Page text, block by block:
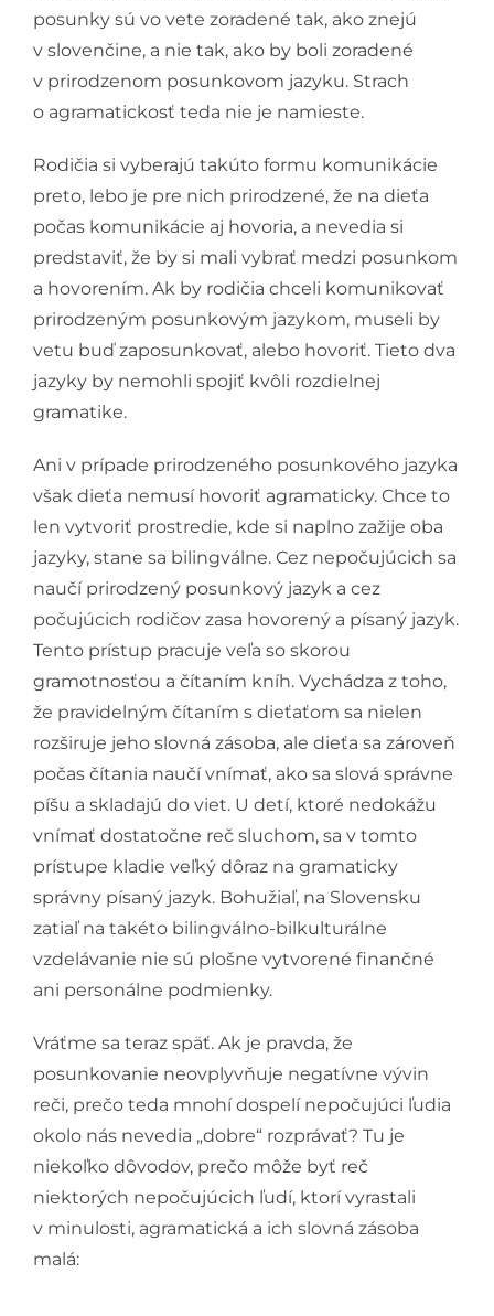
posunky sú vo vete zoradené tak, ako znejú
v slovenčine, a nie tak, ako by boli zoradené
v prirodzenom posunkovom jazyku. Strach
o agramatickosť teda nie je namieste.
Rodičia si vyberajú takúto formu komunikácie
preto, lebo je pre nich prirodzené, že na dieťa
počas komunikácie aj hovoria, a nevedia si
predstaviť, že by si mali vybrať medzi posunkom
a hovorením. Ak by rodičia chceli komunikovať
prirodzeným posunkovým jazykom, museli by
vetu buď zaposunkovať, alebo hovoriť. Tieto dva
jazyky by nemohli spojiť kvôli rozdielnej
gramatike.
Ani v prípade prirodzeného posunkového jazyka
však dieťa nemusí hovoriť agramaticky. Chce to
len vytvoriť prostredie, kde si naplno zažije oba
jazyky, stane sa bilingválne. Cez nepočujúcich sa
naučí prirodzený posunkový jazyk a cez
počujúcich rodičov zasa hovorený a písaný jazyk.
Tento prístup pracuje veľa so skorou
gramotnosťou a čítaním kníh. Vychádza z toho,
že pravidelným čítaním s dieťaťom sa nielen
rozširuje jeho slovná zásoba, ale dieťa sa zároveň
počas čítania naučí vnímať, ako sa slová správne
píšu a skladajú do viet. U detí, ktoré nedokážu
vnímať dostatočne reč sluchom, sa v tomto
prístupe kladie veľký dôraz na gramaticky
správny písaný jazyk. Bohužiaľ, na Slovensku
zatiaľ na takéto bilingválno-bilkulturálne
vzdelávanie nie sú plošne vytvorené finančné
ani personálne podmienky.
Vráťme sa teraz späť. Ak je pravda, že
posunkovanie neovplyvňuje negatívne vývin
reči, prečo teda mnohí dospelí nepočujúci ľudia
okolo nás nevedia „dobre“ rozprávať? Tu je
niekoľko dôvodov, prečo môže byť reč
niektorých nepočujúcich ľudí, ktorí vyrastali
v minulosti, agramatická a ich slovná zásoba
malá: